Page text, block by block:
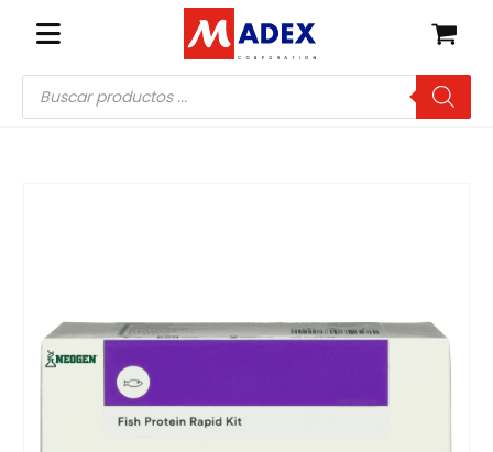
Búsqueda
de
productos